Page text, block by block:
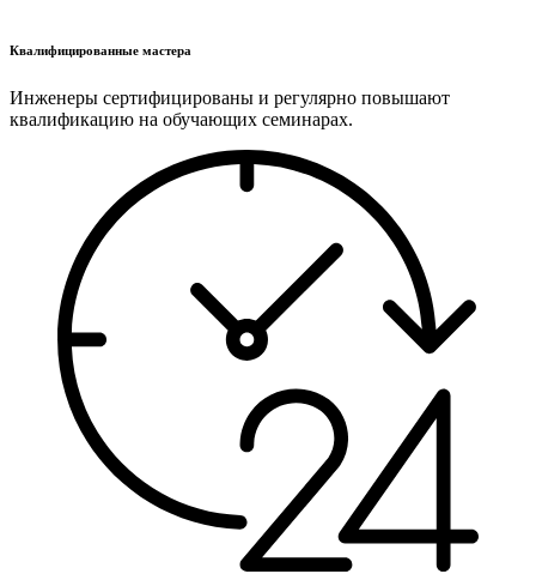
Квалифицированные мастера
Инженеры сертифицированы и регулярно повышают
квалификацию на обучающих семинарах.